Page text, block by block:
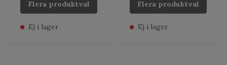
Flera produktval
Ej i lager
Flera produktval
Ej i lager